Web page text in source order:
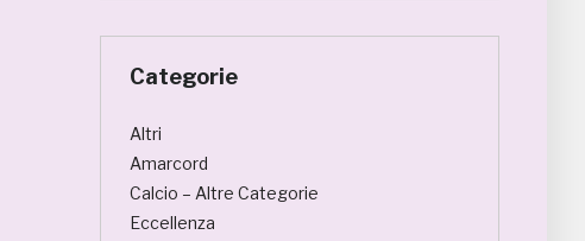
Categorie
Altri
Amarcord
Calcio – Altre Categorie
Eccellenza